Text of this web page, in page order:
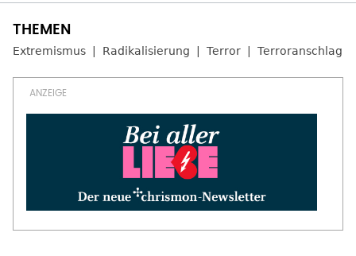
Extremismus Radikalisierung Terror Terroranschlag